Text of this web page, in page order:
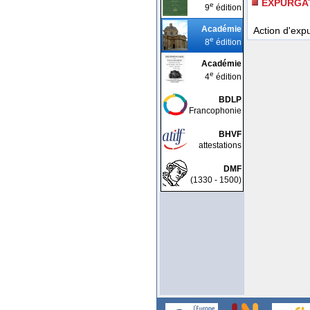
9e édition
Académie
8e édition
Académie
4e édition
BDLP
Francophonie
BHVF
attestations
DMF
(1330 - 1500)
Action